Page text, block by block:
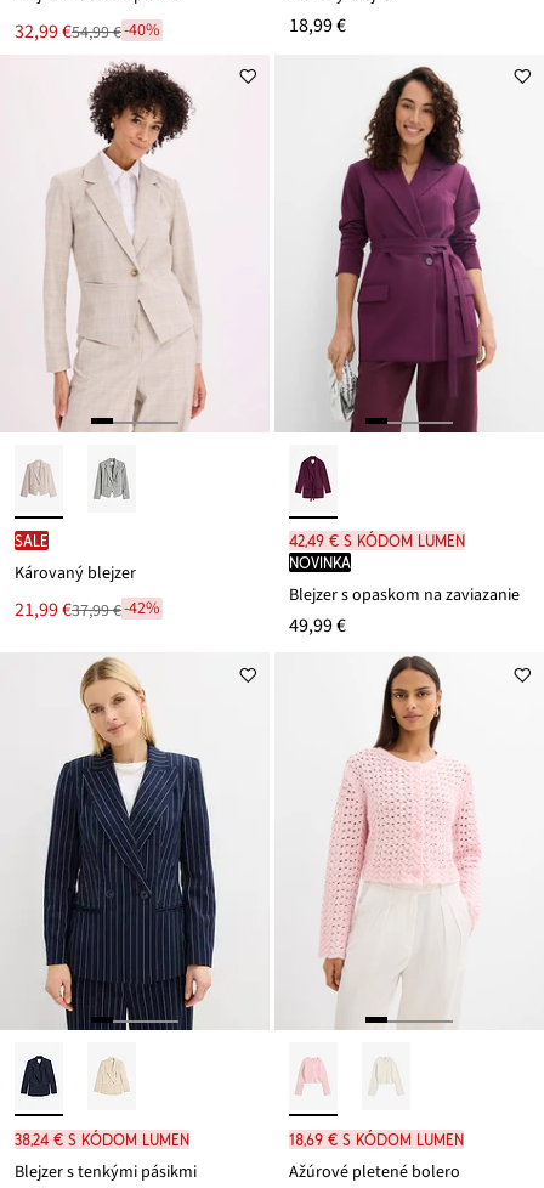
Nová
cena
32,99 €
Zľava 54,99 €-40% 18,99 €
SALE
Károvaný blejzer
Nová
cena
21,99 €
Zľava 37,99 €-42%
42,49 € s kódom LUMEN
novinka
Blejzer s opaskom na zaviazanie
49,99 €
38,24 € s kódom LUMEN
Blejzer s tenkými pásikmi
18,69 € s kódom LUMEN
Ažúrové pletené bolero